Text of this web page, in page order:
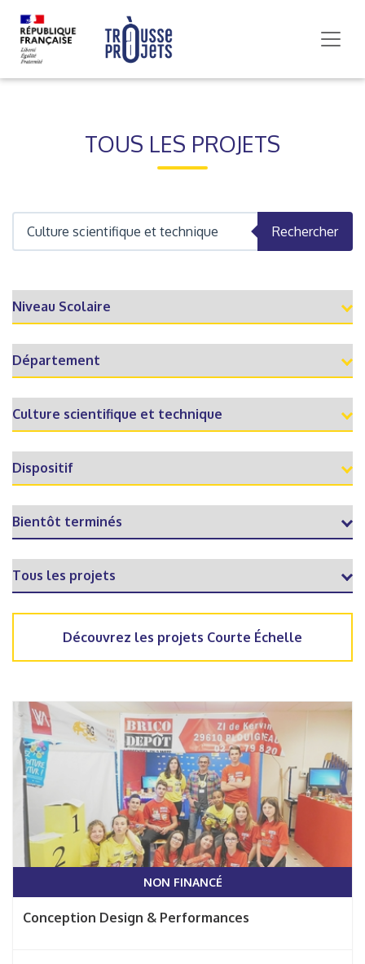
TOUS LES PROJETS
Rechercher
Découvrez les projets Courte Échelle
NON FINANCÉ
Conception Design & Performances